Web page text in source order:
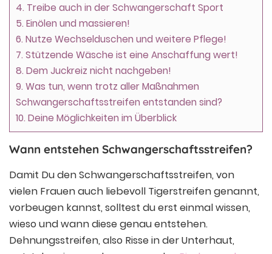
4. Treibe auch in der Schwangerschaft Sport
5. Einölen und massieren!
6. Nutze Wechselduschen und weitere Pflege!
7. Stützende Wäsche ist eine Anschaffung wert!
8. Dem Juckreiz nicht nachgeben!
9. Was tun, wenn trotz aller Maßnahmen
Schwangerschaftsstreifen entstanden sind?
10. Deine Möglichkeiten im Überblick
Wann entstehen Schwangerschaftsstreifen?
Damit Du den Schwangerschaftsstreifen, von
vielen Frauen auch liebevoll Tigerstreifen genannt,
vorbeugen kannst, solltest du erst einmal wissen,
wieso und wann diese genau entstehen.
Dehnungsstreifen, also Risse in der Unterhaut,